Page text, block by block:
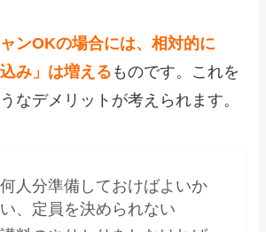
ンOKの場合には、相対的に
み」は増える ものです。これを
なデメリットが考えられます。
人分準備しておけばよいか
、定員を決められない